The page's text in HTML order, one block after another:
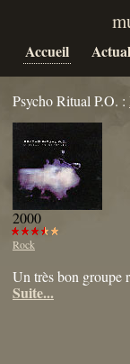
Accueil
Psycho Ritual P.O. :
2000
Rock
Un très bon groupe
Suite...